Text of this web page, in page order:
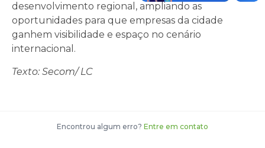
desenvolvimento regional, ampliando as
oportunidades para que empresas da cidade
ganhem visibilidade e espaço no cenário
internacional.
Texto: Secom/ LC
Encontrou algum erro? Entre em contato